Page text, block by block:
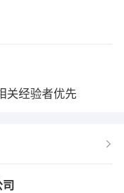
关经验者优先